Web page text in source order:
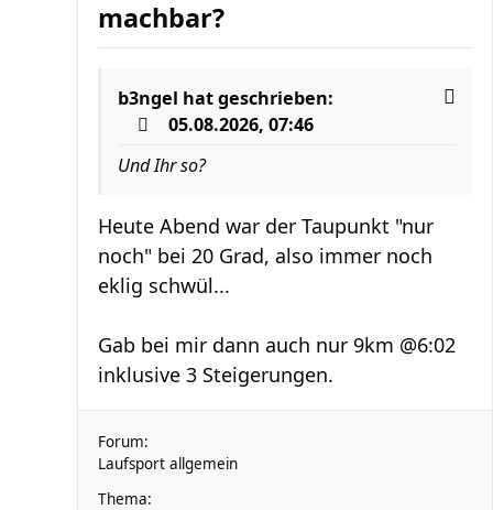
machbar?
b3ngel hat geschrieben:
05.08.2026, 07:46
Und Ihr so?
Heute Abend war der Taupunkt "nur
noch" bei 20 Grad, also immer noch
eklig schwül...
Gab bei mir dann auch nur 9km @6:02
inklusive 3 Steigerungen.
Forum:
Laufsport allgemein
Thema: